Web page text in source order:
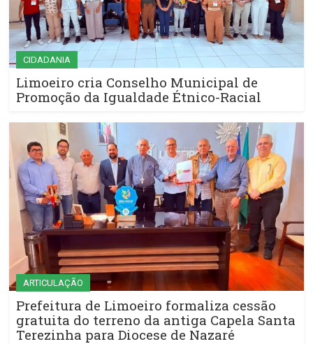
CIDADANIA
Limoeiro cria Conselho Municipal de
Promoção da Igualdade Étnico-Racial
ARTICULAÇÃO
Prefeitura de Limoeiro formaliza cessão
gratuita do terreno da antiga Capela Santa
Terezinha para Diocese de Nazaré